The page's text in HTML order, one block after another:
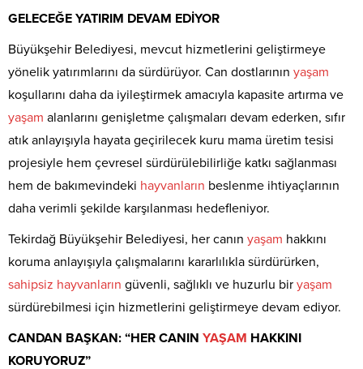
GELECEĞE YATIRIM DEVAM EDİYOR
Büyükşehir Belediyesi, mevcut hizmetlerini geliştirmeye
yönelik yatırımlarını da sürdürüyor. Can dostlarının yaşam
koşullarını daha da iyileştirmek amacıyla kapasite artırma ve
yaşam alanlarını genişletme çalışmaları devam ederken, sıfır
atık anlayışıyla hayata geçirilecek kuru mama üretim tesisi
projesiyle hem çevresel sürdürülebilirliğe katkı sağlanması
hem de bakımevindeki hayvanların beslenme ihtiyaçlarının
daha verimli şekilde karşılanması hedefleniyor.
Tekirdağ Büyükşehir Belediyesi, her canın yaşam hakkını
koruma anlayışıyla çalışmalarını kararlılıkla sürdürürken,
sahipsiz hayvanların güvenli, sağlıklı ve huzurlu bir yaşam
sürdürebilmesi için hizmetlerini geliştirmeye devam ediyor.
CANDAN BAŞKAN: “HER CANIN YAŞAM HAKKINI
KORUYORUZ”